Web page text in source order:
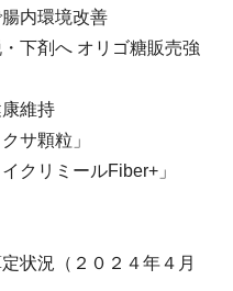
内環境改善
下剤へ オリゴ糖販売強
維持
サ顆粒」
クリミールFiber+」
状況（２０２４年４月